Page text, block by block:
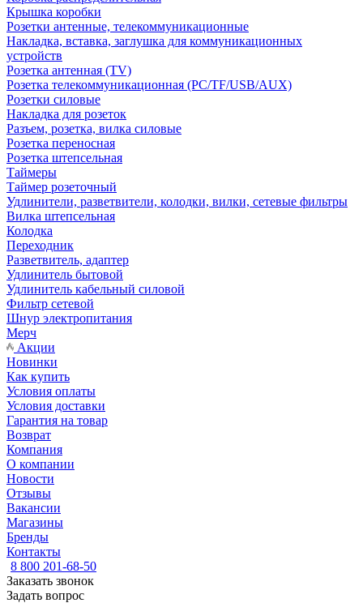
Крышка коробки
Розетки антенные, телекоммуникационные
Накладка, вставка, заглушка для коммуникационных
устройств
Розетка антенная (TV)
Розетка телекоммуникационная (PC/TF/USB/AUX)
Розетки силовые
Накладка для розеток
Разъем, розетка, вилка силовые
Розетка переносная
Розетка штепсельная
Таймеры
Таймер розеточный
Удлинители, разветвители, колодки, вилки, сетевые фильтры
Вилка штепсельная
Колодка
Переходник
Разветвитель, адаптер
Удлинитель бытовой
Удлинитель кабельный силовой
Фильтр сетевой
Шнур электропитания
Мерч
Акции
Новинки
Как купить
Условия оплаты
Условия доставки
Гарантия на товар
Возврат
Компания
О компании
Новости
Отзывы
Вакансии
Магазины
Бренды
Контакты
8 800 201-68-50
Заказать звонок
Задать вопрос